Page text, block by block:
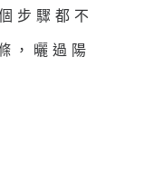
步驟都不
，曬過陽